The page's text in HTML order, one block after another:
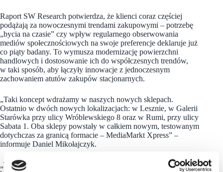
Raport SW Research potwierdza, że klienci coraz częściej
podążają za nowoczesnymi trendami zakupowymi – potrzebę
„bycia na czasie” czy wpływ regularnego obserwowania
mediów społecznościowych na swoje preferencje deklaruje już
co piąty badany. To wymusza modernizację powierzchni
handlowych i dostosowanie ich do współczesnych trendów,
w taki sposób, aby łączyły innowacje z jednoczesnym
zachowaniem atutów zakupów stacjonarnych.
„Taki koncept wdrażamy w naszych nowych sklepach.
Ostatnio w dwóch nowych lokalizacjach: w Lesznie, w Galerii
Starówka przy ulicy Wróblewskiego 8 oraz w Rumi, przy ulicy
Sabata 1. Oba sklepy powstały w całkiem nowym, testowanym
dotychczas za granicą formacie – MediaMarkt Xpress” –
informuje Daniel Mikołajczyk.
„To jednak nie koniec – już z początkiem lipca otworzy się